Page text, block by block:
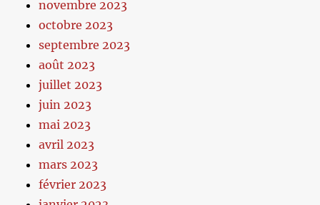
novembre 2023
octobre 2023
septembre 2023
août 2023
juillet 2023
juin 2023
mai 2023
avril 2023
mars 2023
février 2023